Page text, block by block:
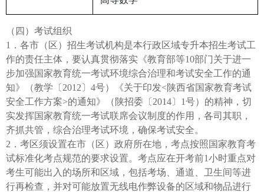
（四）考试组织
1．各市（区）招生考试机构是本行政区域专升本招生考试工
作的责任主体，要认真贯彻落实《教育部等10部门关于进一
步加强国家教育统一考试环境综合治理和考试安全工作的通
知》（教学〔2012〕4号）《关于印发<陕西省国家教育考试
安全工作方案>的通知》（陕招委〔2014〕1号）的精神，切
实发挥国家教育统一考试联席会议制度的作用，各司其职，
齐抓共管，综合治理考试环境，确保考试安全。
2．考区须设置在市（区）政府所在地，考点按照国家教育考
试标准化考点规范的要求设置。考点应在开考前1小时重点对
考生可能出入的场所和区域，包括考场、通道、卫生间等进
行再检查，并对可能放置无线电作弊设备的区域和物品进行